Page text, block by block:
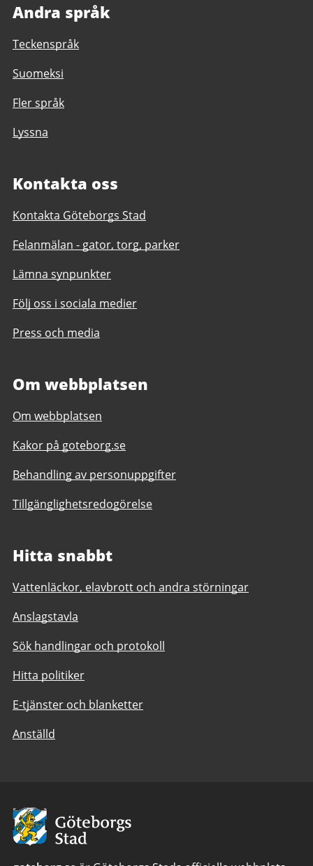
Andra språk
Teckenspråk
Suomeksi
Fler språk
Lyssna
Kontakta oss
Kontakta Göteborgs Stad
Felanmälan - gator, torg, parker
Lämna synpunkter
Följ oss i sociala medier
Press och media
Om webbplatsen
Om webbplatsen
Kakor på goteborg.se
Behandling av personuppgifter
Tillgänglighetsredogörelse
Hitta snabbt
Vattenläckor, elavbrott och andra störningar
Anslagstavla
Sök handlingar och protokoll
Hitta politiker
E-tjänster och blanketter
Anställd
Avsändare:
Göteborgs
Stad